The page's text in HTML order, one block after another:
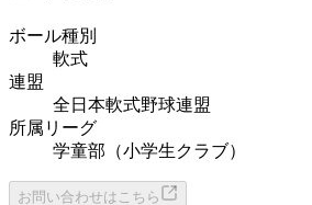
ボール種別
軟式
連盟
全日本軟式野球連盟
所属リーグ
学童部（小学生クラブ）
お問い合わせはこちら